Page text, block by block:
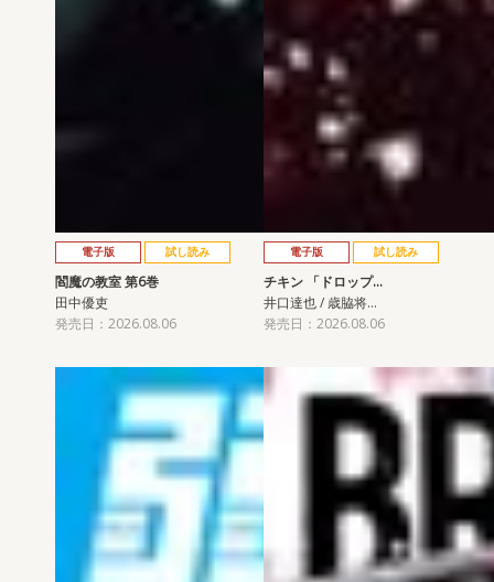
電子版 試し読み
閻魔の教室 第6巻
田中優吏
発売日：2026.08.06
電子版 試し読み
チキン 「ドロップ…
井口達也 / 歳脇将…
発売日：2026.08.06